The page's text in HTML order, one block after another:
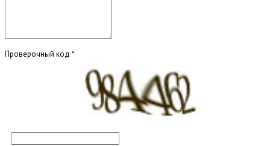
Проверочный код *